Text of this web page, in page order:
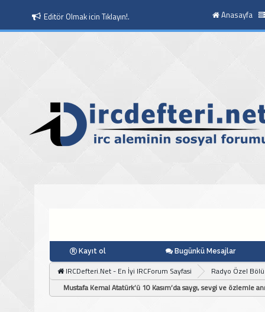
Editör Olmak icin Tıklayın!.
Moderatör Olmak icin Tıklayın!. Anasayfa
Kayıt ol Bugünkü Mesajlar
IRCDefteri.Net - En İyi IRCForum Sayfasi
Radyo Özel
Mustafa Kemal Atatürk’ü 10 Kasım’da saygı, sevgi ve özlemle